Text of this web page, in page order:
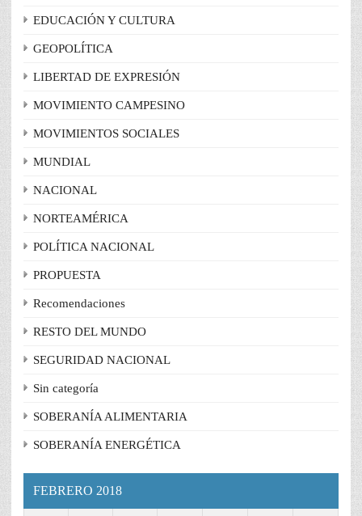
EDUCACIÓN Y CULTURA
GEOPOLÍTICA
LIBERTAD DE EXPRESIÓN
MOVIMIENTO CAMPESINO
MOVIMIENTOS SOCIALES
MUNDIAL
NACIONAL
NORTEAMÉRICA
POLÍTICA NACIONAL
PROPUESTA
Recomendaciones
RESTO DEL MUNDO
SEGURIDAD NACIONAL
Sin categoría
SOBERANÍA ALIMENTARIA
SOBERANÍA ENERGÉTICA
FEBRERO 2018